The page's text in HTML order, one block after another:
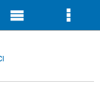
Menu
Menu